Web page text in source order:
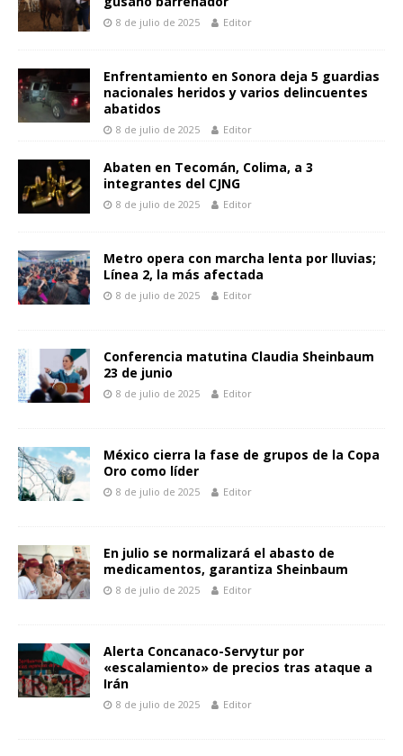
p o g n
ar
r
8 de julio de 2025 Editor
Enfrentamiento en Sonora deja 5 guardias
nacionales heridos y varios delincuentes
abatidos
8 de julio de 2025 Editor
Abaten en Tecomán, Colima, a 3
integrantes del CJNG
8 de julio de 2025 Editor
Metro opera con marcha lenta por lluvias;
Línea 2, la más afectada
8 de julio de 2025 Editor
Conferencia matutina Claudia Sheinbaum
23 de junio
8 de julio de 2025 Editor
México cierra la fase de grupos de la Copa
Oro como líder
8 de julio de 2025 Editor
En julio se normalizará el abasto de
medicamentos, garantiza Sheinbaum
8 de julio de 2025 Editor
Alerta Concanaco-Servytur por
«escalamiento» de precios tras ataque a
Irán
8 de julio de 2025 Editor